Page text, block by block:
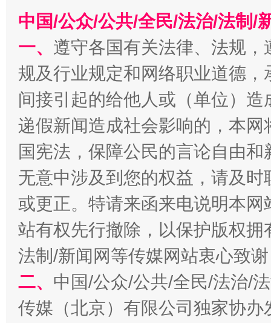
揭批美国五大"原罪" "
解纷+调解+退费，一次搞定
中国/公众/公共/全民/法治/法制/
一、 遵守各国有关法律、法规
规及行业规定和网络职业道德
间接引起的给他人或（单位）
递假新闻造成社会影响的，本
国宪法，保障公民的言论自由
无意中涉及到您的权益，请及
或更正。特请来函来电说明本
站有权先行撤除，以保护版权
法制/新闻网等传媒网站衷心致
二、 中国/公众/公共/全民/法治/
传媒（北京）有限公司独家协